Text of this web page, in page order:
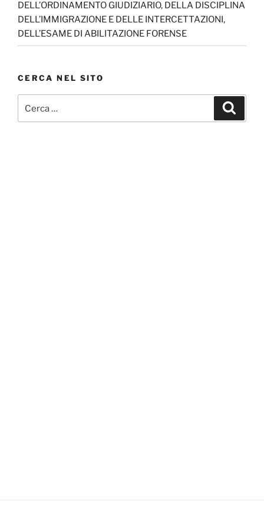
DELL’ORDINAMENTO GIUDIZIARIO, DELLA DISCIPLINA
DELL’IMMIGRAZIONE E DELLE INTERCETTAZIONI,
DELL’ESAME DI ABILITAZIONE FORENSE
CERCA NEL SITO